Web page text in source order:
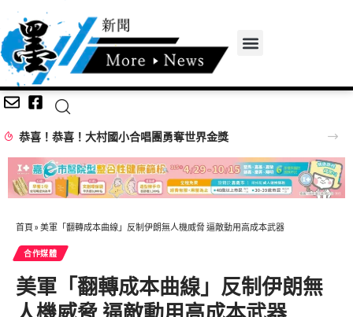
恭喜！恭喜！大村國小合唱團勇奪世界金獎
首頁 » 美軍「翻轉成本曲線」反制伊朗無人機威脅 逼敵動用高成本武器
合作媒體
美軍「翻轉成本曲線」反制伊朗無